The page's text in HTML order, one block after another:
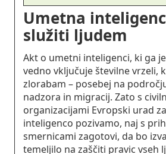
Umetna
služiti ljudem
Akt o umetni inteligenci, ki ga
vedno vključuje številne vrzeli,
zlorabam – posebej na
nadzora in migracij. Zato s
organizacijami Evropski urad
inteligenco pozivamo, naj s
smernicami zagotovi, da bo
temeljilo na zaščiti pravic vseh